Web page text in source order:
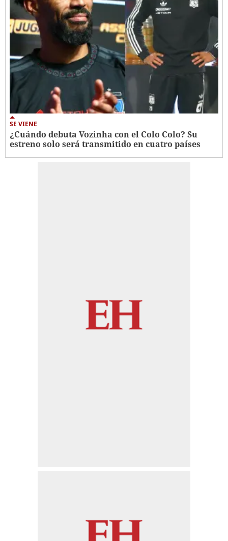
SE VIENE
¿Cuándo debuta Vozinha con el Colo Colo? Su
estreno solo será transmitido en cuatro países